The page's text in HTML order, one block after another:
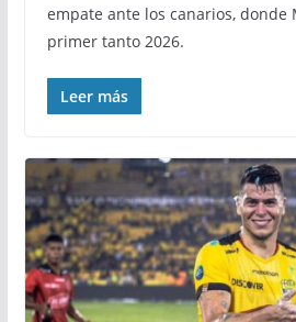
empate ante los canarios, donde
primer tanto 2026.
Leer más